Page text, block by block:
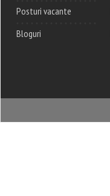
Posturi vacante
Bloguri